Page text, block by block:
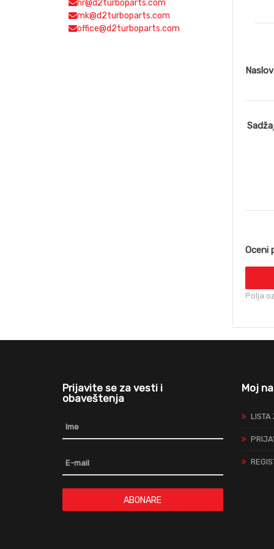
hr@d2turboparts.com
mk@d2turboparts.com
office@d2turboparts.com
BP-
Naslov
Oceni
Polja
Prijavite se za vesti i
obaveštenja
ABONARE
Moj